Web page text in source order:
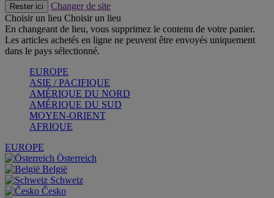
Rester ici
Changer de site
Choisir un lieu Choisir un lieu
En changeant de lieu, vous supprimez le contenu de votre panier.
Les articles achetés en ligne ne peuvent être envoyés uniquement
dans le pays sélectionné.
EUROPE
ASIE / PACIFIQUE
AMÉRIQUE DU NORD
AMÉRIQUE DU SUD
MOYEN-ORIENT
AFRIQUE
EUROPE
Österreich
België
Schweiz
Česko